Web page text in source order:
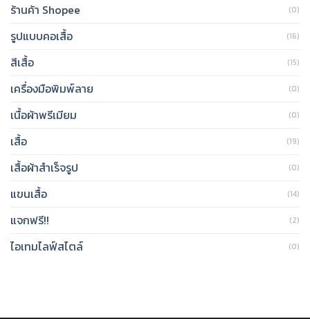
ร้านค้า Shopee (0)
รูปแบบคอเสื้อ (16)
สีเสื้อ (15)
เครื่องมือพิมพ์ลาย (0)
เนื้อผ้าพรีเมียม (0)
เสื้อ (19)
เสื้อผ้าสำเร็จรูป (0)
แขนเสื้อ (14)
แจกฟรี!! (2)
ไอเทมไลฟ์สไตล์ (0)